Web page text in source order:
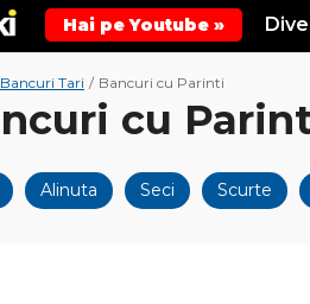
Hai pe Youtube »
Bancuri Tari / Bancuri cu Parinti
cu
Alinuta Seci Scurte